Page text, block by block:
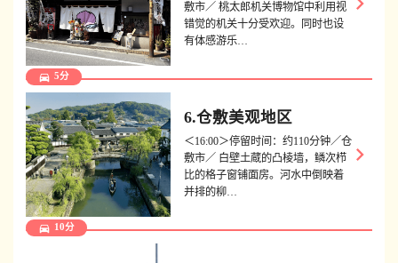
敷市／ 桃太郎机关博物馆中利用视
错觉的机关十分受欢迎。同时也设
有体感游乐…
directions_car 5分
6.仓敷美观地区
＜16:00＞停留时间：约110分钟／仓
敷市／ 白壁土蔵的凸棱墙，鳞次栉
比的格子窗铺面房。河水中倒映着
并排的柳…
keyboard_arrow_right
directions_car 10分